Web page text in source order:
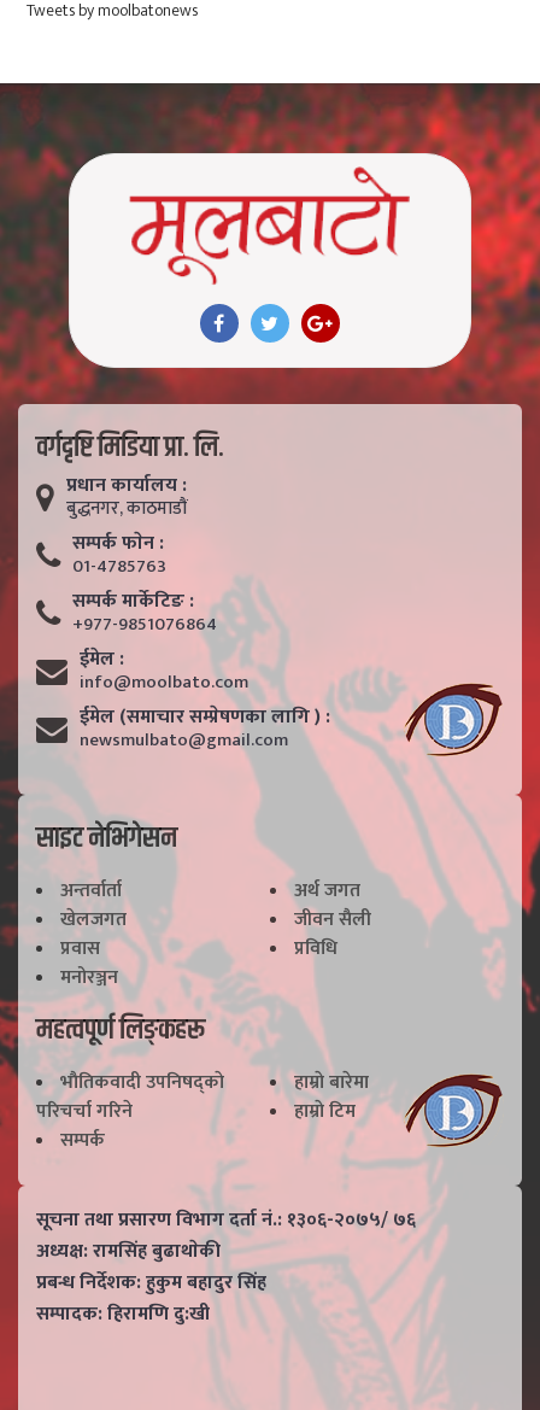
Tweets by moolbatonews
वर्गदृष्टि मिडिया प्रा. लि.
प्रधान कार्यालय :
बुद्धनगर, काठमाडाैं
सम्पर्क फाेन :
01-4785763
सम्पर्क मार्केटिङ :
+977-9851076864
ईमेल :
info@moolbato.com
ईमेल (समाचार सम्प्रेषणका लागि ) :
newsmulbato@gmail.com
साइट नेभिगेसन
अन्तर्वार्ता
अर्थ जगत
खेलजगत
जीवन सैली
प्रवास
प्रविधि
मनोरञ्जन
महत्वपूर्ण लिङ्कहरू
भाैतिकवादी उपनिषद्काे
परिचर्चा गरिने
हाम्राे बारेमा
हाम्राे टिम
सम्पर्क
सूचना तथा प्रसारण विभाग दर्ता नं.: १३०६-२०७५/ ७६
अध्यक्ष: रामसिंह बुढाथाेकी
प्रबन्ध निर्देशक: हुकुम बहादुर सिंह
सम्पादक: हिरामणि दु:खी